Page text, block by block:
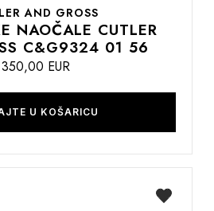
AND GROSS
NAOČALE CUTLER
C&G9324 01 56
350,00 EUR
U KOŠARICU